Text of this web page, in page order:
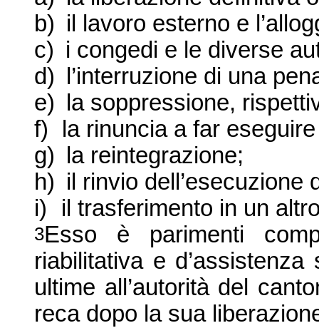
b) il lavoro esterno e
c) i congedi e le diverse
d)
l’interruzione di una
e)
la soppressione,
f)
la rinuncia a far
g)
la reintegrazione;
h) il rinvio dell’esecuzione
i)
il trasferimento in un
3Esso è parimenti
riabilitativa e
ultime all’autorità del
reca dopo la sua